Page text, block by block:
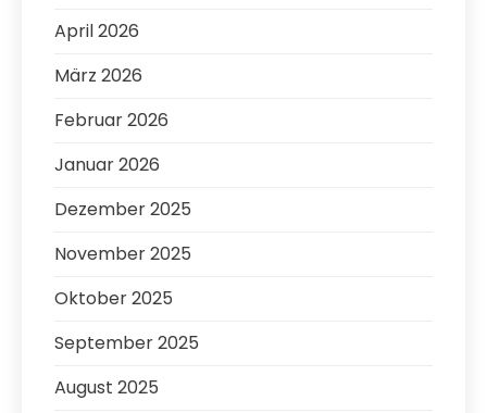
April 2026
März 2026
Februar 2026
Januar 2026
Dezember 2025
November 2025
Oktober 2025
September 2025
August 2025